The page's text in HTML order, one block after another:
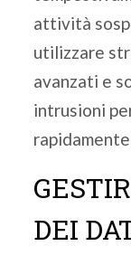
attività
utilizzare
avanzati e
intrusioni
DEI